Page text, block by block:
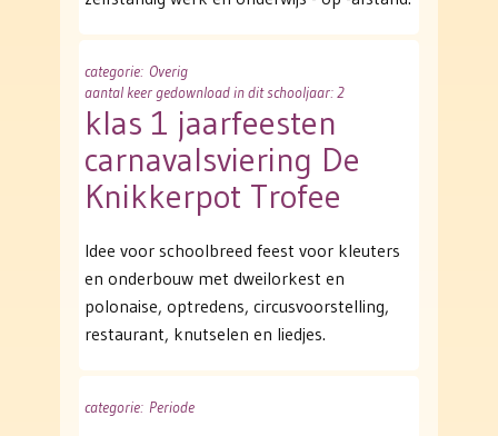
categorie: Overig
aantal keer gedownload in dit schooljaar: 2
klas 1 jaarfeesten
carnavalsviering De
Knikkerpot Trofee
Idee voor schoolbreed feest voor kleuters
en onderbouw met dweilorkest en
polonaise, optredens, circusvoorstelling,
restaurant, knutselen en liedjes.
categorie: Periode